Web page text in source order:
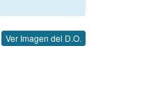
Ver Imagen del D.O.